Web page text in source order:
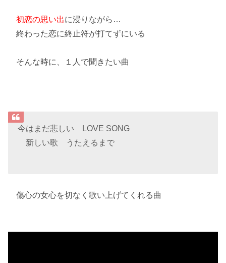
初恋の思い出に浸りながら…
終わった恋に終止符が打てずにいる
そんな時に、１人で聞きたい曲
今はまだ悲しい LOVE SONG
新しい歌 うたえるまで
傷心の女心を切なく歌い上げてくれる曲